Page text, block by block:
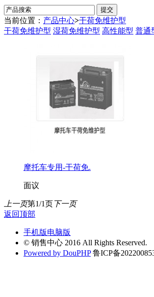
当前位置： 产品中心>干荷免维护型
干荷免维护型 湿荷免维护型 高性能型 普通
摩托车专用-干荷免.
面议
上一页第1/1页下一页
返回顶部
手机版电脑版
© 销售中心 2016 All Rights Reserved.
Powered by DouPHP鲁ICP备